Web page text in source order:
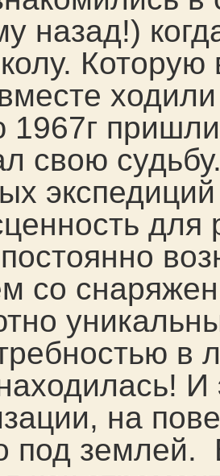
назад!)
1967г
свою
со
в
И
на
под землей.